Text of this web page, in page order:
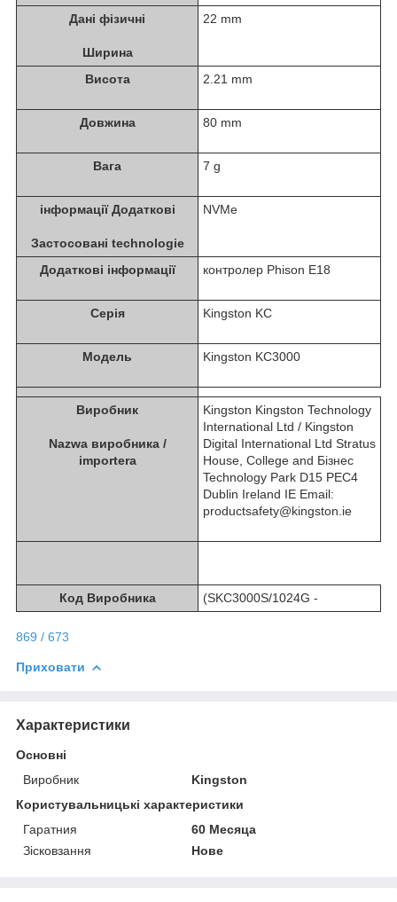
Дані фізичні
Ширина
22 mm
Висота 2.21 mm
Довжина 80 mm
Вага 7 g
інформації Додаткові
Застосовані technologie
NVMe
Додаткові інформації контролер Phison E18
Серія Kingston KC
Модель Kingston KC3000
Виробник
Nazwa виробника /
importera
Kingston Kingston Technology
International Ltd / Kingston
Digital International Ltd Stratus
House, College and Бізнес
Technology Park D15 PEC4
Dublin Ireland IE Email:
productsafety@kingston.ie
Код Виробника (SKC3000S/1024G -
869 / 673
Приховати
Характеристики
Основні
Виробник
Kingston
Користувальницькі характеристики
Гаратния
60 Месяца
Зісковзання
Нове